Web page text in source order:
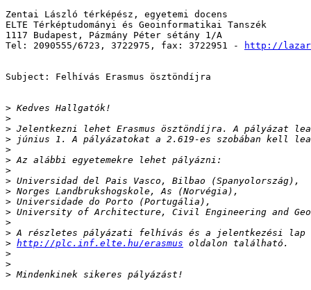
Zentai László térképész, egyetemi docens
ELTE Térképtudományi és Geoinformatikai Tanszék
1117 Budapest, Pázmány Péter sétány 1/A
Tel: 2090555/6723, 3722975, fax: 3722951 -
http://
Subject: Felhívás Erasmus ösztöndíjra
>
>
>
>
>
>
>
>
>
>
>
>
>
> http://plc.inf.elte.hu/erasmus
>
>
>